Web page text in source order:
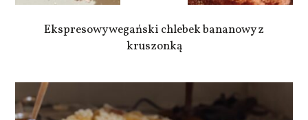
Ekspresowy wegański chlebek bananowy z
kruszonką